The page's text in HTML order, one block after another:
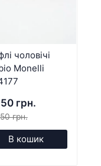
чоловічі
Monelli
грн.
грн.
В кошик